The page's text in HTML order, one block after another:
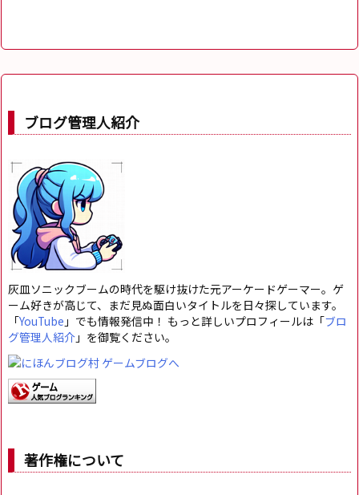
ブログ管理人紹介
灰皿ソニックブームの時代を駆け抜けた元アーケードゲーマー。ゲ
ーム好きが高じて、まだ見ぬ面白いタイトルを日々探しています。
「YouTube 」でも情報発信中！ もっと詳しいプロフィールは「ブロ
グ管理人紹介 」を御覧ください。
著作権について